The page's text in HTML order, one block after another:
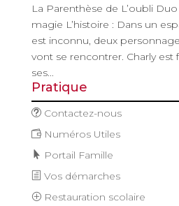
La Parenthèse de L’oubli
magie L’histoire : Dans un
est inconnu, deux
vont se rencontrer. Charly est
ses...
Pratique
Contactez-nous
Numéros Utiles
Portail Famille
Vos démarches
Restauration scolaire